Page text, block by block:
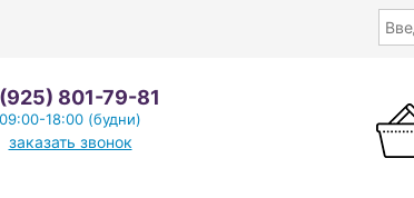
801-79-81
09:00-18:00 (будни)
заказать звонок